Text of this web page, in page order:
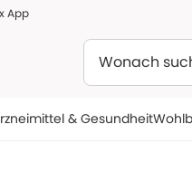
App
& Gesundheit